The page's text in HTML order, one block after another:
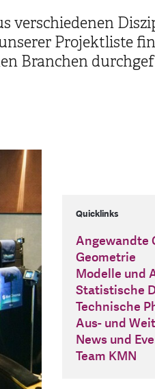
verschiedenen
Projektliste
Branchen
Quicklinks
Angewandte
Geometrie
Modelle und
Statistische
Technische
Aus- und
News und
Team KMN